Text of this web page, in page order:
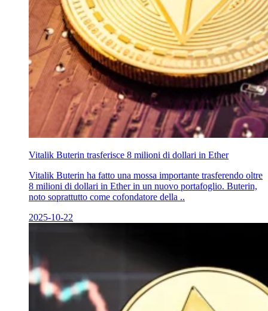
Vitalik Buterin trasferisce 8 milioni di dollari in Ether
Vitalik Buterin ha fatto una mossa importante trasferendo oltre
8 milioni di dollari in Ether in un nuovo portafoglio. Buterin,
noto soprattutto come cofondatore della ..
2025-10-22